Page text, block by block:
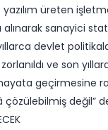
üreten
alınarak sanayici
devlet
ve son
geçirmesine
çözülebilmiş değil”